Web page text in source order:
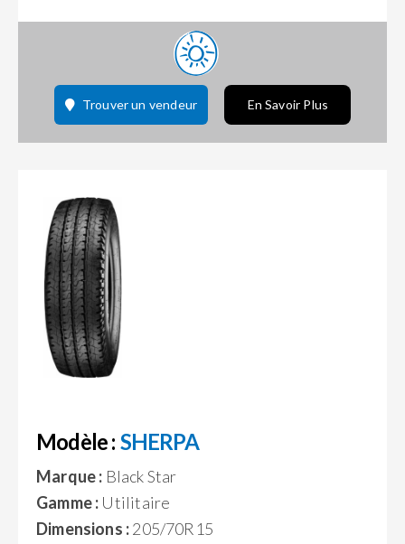
Trouver un vendeur En Savoir Plus
Modèle : SHERPA
Marque : Black Star
Gamme : Utilitaire
Dimensions :205/70R15